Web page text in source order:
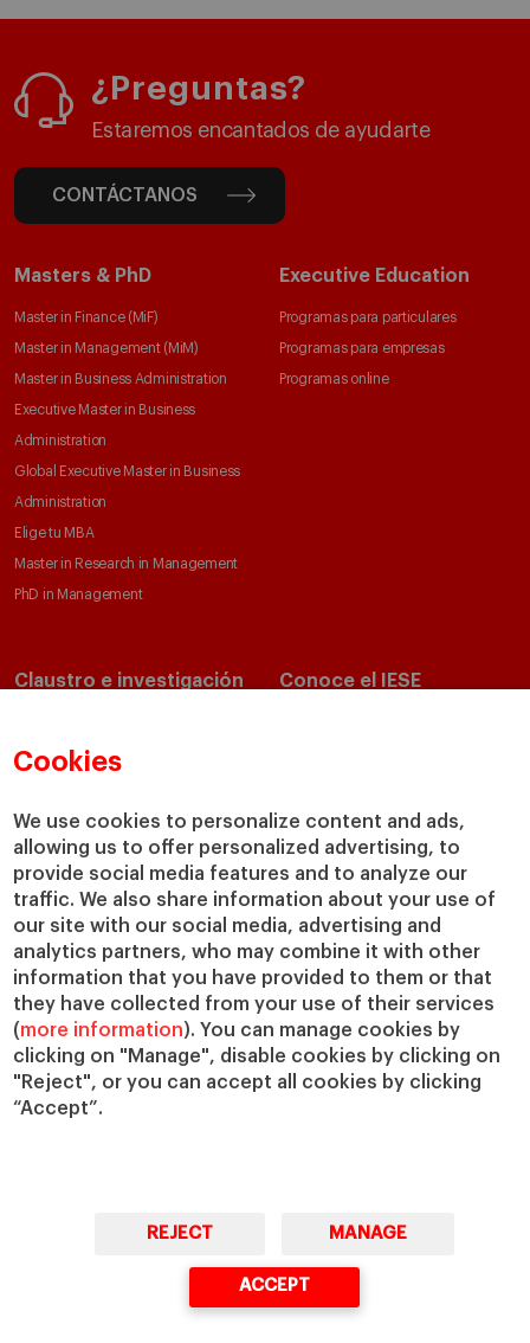
Cookies
We use cookies to personalize content and ads,
allowing us to offer personalized advertising, to
provide social media features and to analyze our
traffic. We also share information about your use of
our site with our social media, advertising and
analytics partners, who may combine it with other
information that you have provided to them or that
they have collected from your use of their services
(more information). You can manage cookies by
clicking on "Manage", disable cookies by clicking on
"Reject", or you can accept all cookies by clicking
“Accept”.
REJECT MANAGE
ACCEPT
¿Preguntas?
Estaremos encantados de ayudarte
CONTÁCTANOS
Masters & PhD
Master in Finance (MiF)
Master in Management (MiM)
Master in Business Administration
Executive Master in Business
Administration
Global Executive Master in Business
Administration
Elige tu MBA
Master in Research in Management
PhD in Management
Executive Education
Programas para particulares
Programas para empresas
Programas online
Claustro e investigación
Departamentos académicos
Cátedras
IESE Insight
IESE Publishing
Conoce el IESE
Nuestro impacto
Colabora con el IESE
Servicios
Biblioteca
Canal de Compliance
Capellanía
IESE Shop
Jobs @IESE
Préstamos y becas
© Copyright, 2026. IESE Business School | University of Navarra
Cookies Ciberseguridad